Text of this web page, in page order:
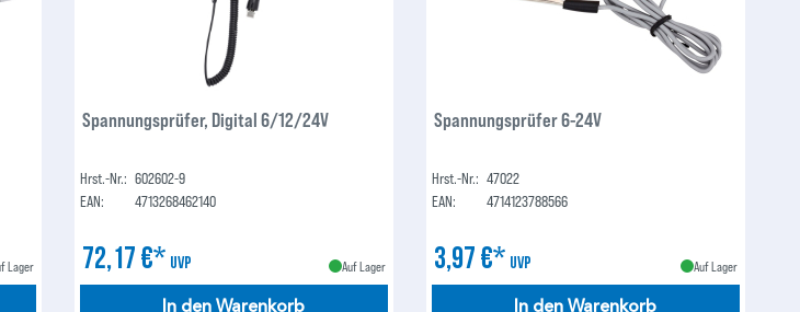
Lager
Spannungsprüfer, Digital 6/12/24V
Hrst.-Nr.: 602602-9
EAN:
4713268462140
72,17 €* UVP Auf Lager
In den Warenkorb
Spannungsprüfer 6-24V
Hrst.-Nr.: 47022
EAN:
4714123788566
3,97 €* UVP Auf Lager
In den Warenkorb